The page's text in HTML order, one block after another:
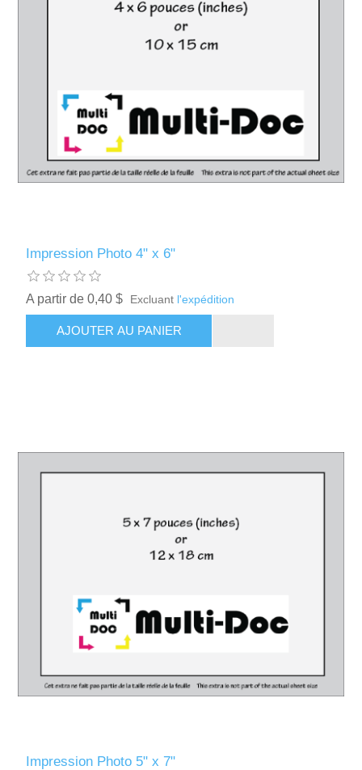
Impression Photo 4" x 6"
A partir de 0,40 $ Excluant l'expédition
AJOUTER AU PANIER
Impression Photo 5" x 7"